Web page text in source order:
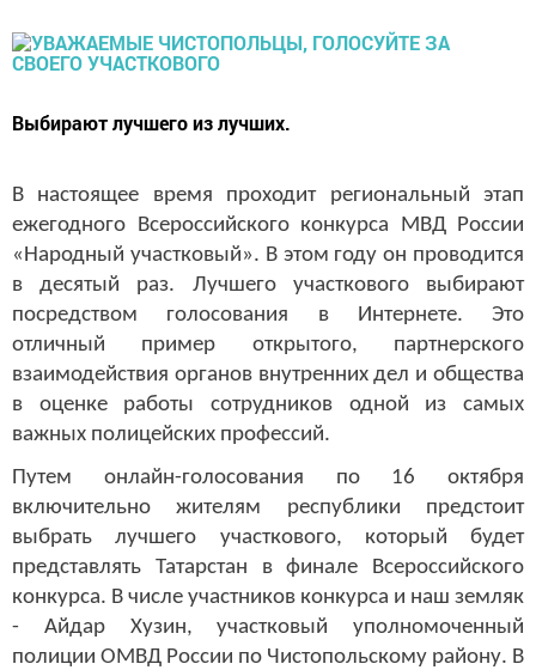
Выбирают лучшего из лучших.
В настоящее время проходит региональный этап
ежегодного Всероссийского конкурса МВД России
«Народный участковый». В этом году он проводится
в десятый раз. Лучшего участкового выбирают
посредством голосования в Интернете. Это
отличный пример открытого, партнерского
взаимодействия органов внутренних дел и общества
в оценке работы сотрудников одной из самых
важных полицейских профессий.
Путем онлайн-голосования по 16 октября
включительно жителям республики предстоит
выбрать лучшего участкового, который будет
представлять Татарстан в финале Всероссийского
конкурса. В числе участников конкурса и наш земляк
- Айдар Хузин, участковый уполномоченный
полиции ОМВД России по Чистопольскому району. В